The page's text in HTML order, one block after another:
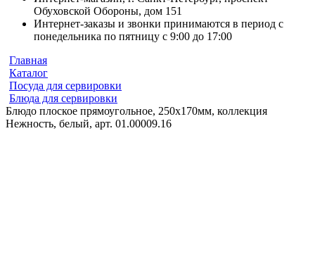
Обуховской Обороны, дом 151
Интернет-заказы и звонки принимаются в период с
понедельника по пятницу с 9:00 до 17:00
Главная
Каталог
Посуда для сервировки
Блюда для сервировки
Блюдо плоское прямоугольное, 250х170мм, коллекция
Нежность, белый, арт. 01.00009.16